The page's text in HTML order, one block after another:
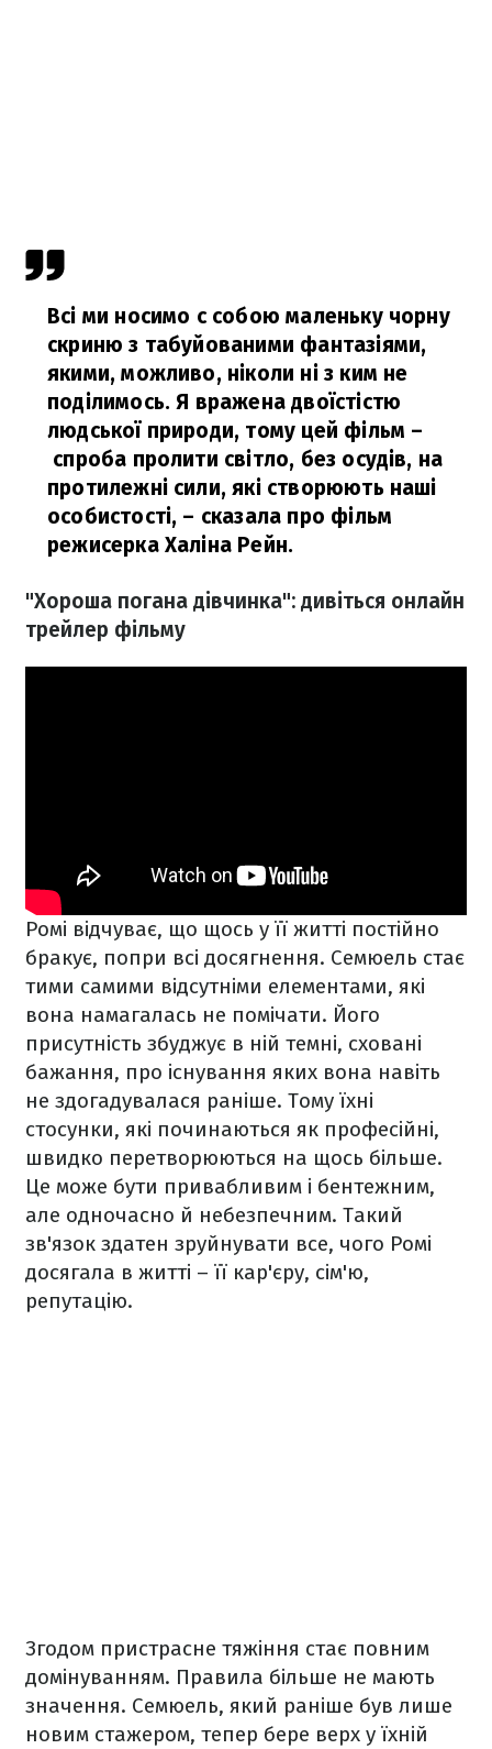
Всі ми носимо с собою маленьку чорну
скриню з табуйованими фантазіями,
якими, можливо, ніколи ні з ким не
поділимось. Я вражена двоїстістю
людської природи, тому цей фільм –
спроба пролити світло, без осудів, на
протилежні сили, які створюють наші
особистості, – сказала про фільм
режисерка Халіна Рейн.
"Хороша погана дівчинка": дивіться онлайн
трейлер фільму
Ромі відчуває, що щось у її житті постійно
бракує, попри всі досягнення. Семюель стає
тими самими відсутніми елементами, які
вона намагалась не помічати. Його
присутність збуджує в ній темні, сховані
бажання, про існування яких вона навіть
не здогадувалася раніше. Тому їхні
стосунки, які починаються як професійні,
швидко перетворюються на щось більше.
Це може бути привабливим і бентежним,
але одночасно й небезпечним. Такий
зв'язок здатен зруйнувати все, чого Ромі
досягала в житті – її кар'єру, сім'ю,
репутацію.
Згодом пристрасне тяжіння стає повним
домінуванням. Правила більше не мають
значення. Семюель, який раніше був лише
новим стажером, тепер бере верх у їхній